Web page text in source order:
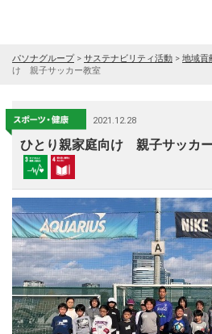
パソナグループ> サステナビリティ活動 > 地域貢
け 親子サッカー教室
2021.12.28
ひとり親家庭向け 親子サッカ